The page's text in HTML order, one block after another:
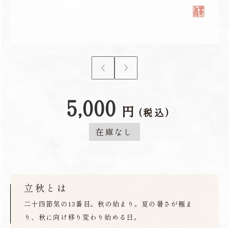
5,000 円 (税込)
在庫なし
立秋とは
二十四節気の13番目。秋の始まり。夏の暑さが極ま
り、秋に向け移り変わり始める日。